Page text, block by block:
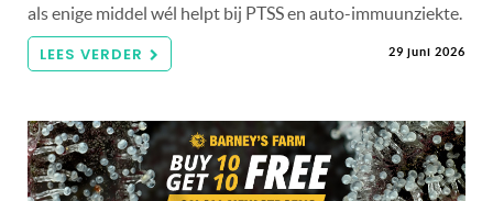
als enige middel wél helpt bij PTSS en auto-immuunziekte.
LEES VERDER 29 juni 2026